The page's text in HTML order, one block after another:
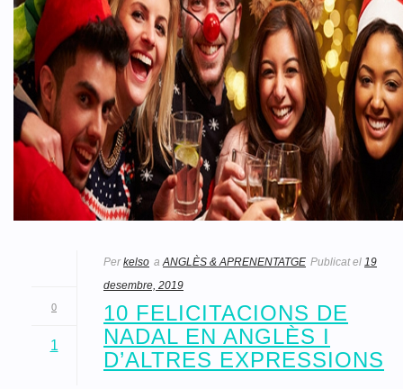
0
1
Per kelso a ANGLÈS & APRENENTATGE Publicat el 19
desembre, 2019
10 FELICITACIONS DE
NADAL EN ANGLÈS I
D’ALTRES EXPRESSIONS